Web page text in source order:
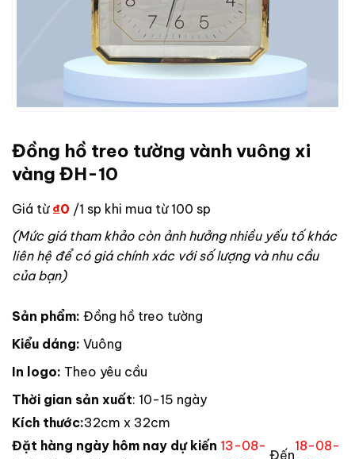
Đồng hồ treo tường vành vuông xi
vàng ĐH-10
Giá từ ₫0 /1 sp khi mua từ 100 sp
(Mức giá tham khảo còn ảnh hưởng nhiều yếu tố khác
liên hệ để có giá chính xác với số lượng và nhu cầu
của bạn)
Sản phẩm: Đồng hồ treo tường
Kiểu dáng: Vuông
In logo: Theo yêu cầu
Thời gian sản xuất: 10-15 ngày
Kích thước:32cm x 32cm
Đặt hàng ngày hôm nay dự kiến 13-08-
Đến
18-08-